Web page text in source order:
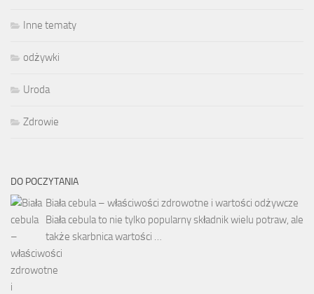
Inne tematy
odżywki
Uroda
Zdrowie
DO POCZYTANIA
Biała cebula – właściwości zdrowotne i wartości odżywcze
Biała cebula to nie tylko popularny składnik wielu potraw, ale
także skarbnica wartości …